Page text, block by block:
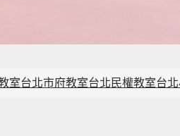
室台北市府教室台北民權教室台